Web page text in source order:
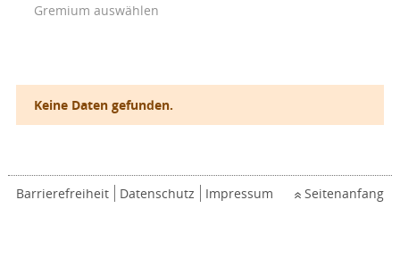
Gremium auswählen
Keine Daten gefunden.
Barrierefreiheit Datenschutz Impressum Seitenanfang